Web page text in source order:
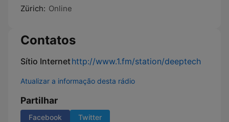
Zürich: Online
Contatos
Sítio Internethttp://www.1.fm/station/deeptech
Atualizar a informação desta rádio
Partilhar
Facebook Twitter